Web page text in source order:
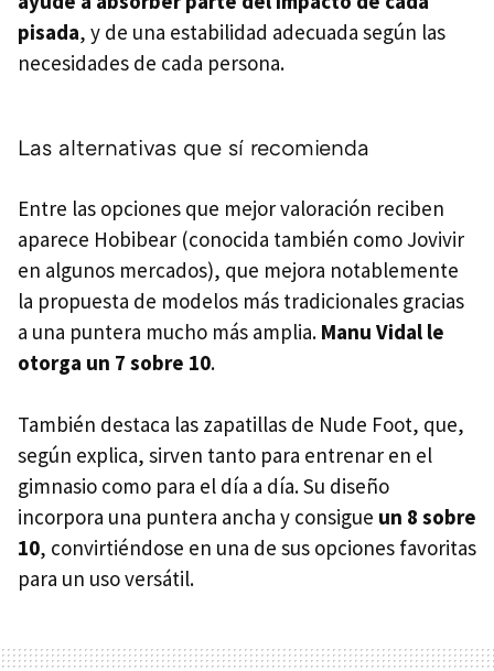
pisada, y de una estabilidad adecuada según las
necesidades de cada persona.
Las alternativas que sí recomienda
Entre las opciones que mejor valoración reciben
aparece Hobibear (conocida también como Jovivir
en algunos mercados), que mejora notablemente
la propuesta de modelos más tradicionales gracias
a una puntera mucho más amplia. Manu Vidal le
otorga un 7 sobre 10.
También destaca las zapatillas de Nude Foot, que,
según explica, sirven tanto para entrenar en el
gimnasio como para el día a día. Su diseño
incorpora una puntera ancha y consigue un 8 sobre
10, convirtiéndose en una de sus opciones favoritas
para un uso versátil.